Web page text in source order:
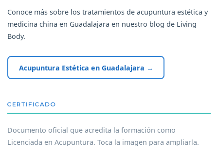
Conoce más sobre los tratamientos de acupuntura estética y
medicina china en Guadalajara en nuestro blog de Living
Body.
Acupuntura Estética en Guadalajara →
CERTIFICADO
Documento oficial que acredita la formación como
Licenciada en Acupuntura. Toca la imagen para ampliarla.